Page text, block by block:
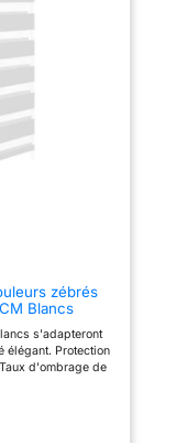
Vous
dans le
à
etc.
zébrés
Blancs
s'adapteront
élégant. Protection
d'ombrage de
en acier. Toile en
Montage facile
facile.